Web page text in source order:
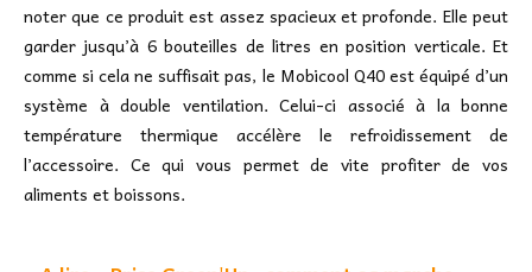
noter que ce produit est assez spacieux et profonde. Elle peut
garder jusqu’à 6 bouteilles de litres en position verticale. Et
comme si cela ne suffisait pas, le Mobicool Q40 est équipé d’un
système à double ventilation. Celui-ci associé à la bonne
température thermique accélère le refroidissement de
l’accessoire. Ce qui vous permet de vite profiter de vos
aliments et boissons.